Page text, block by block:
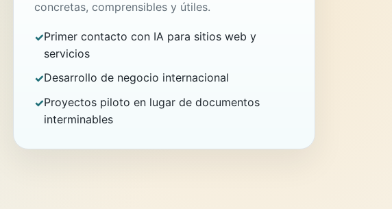
concretas, comprensibles y útiles.
Primer contacto con IA para sitios web y
servicios
Desarrollo de negocio internacional
Proyectos piloto en lugar de documentos
interminables